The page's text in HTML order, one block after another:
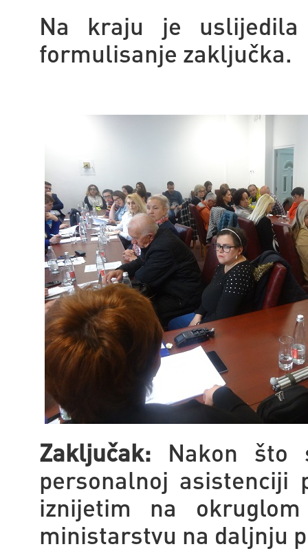
Na kraju je
formulisanje zaključka.
Zaključak: Nakon što
personalnoj
iznijetim na
ministarstvu na daljnju